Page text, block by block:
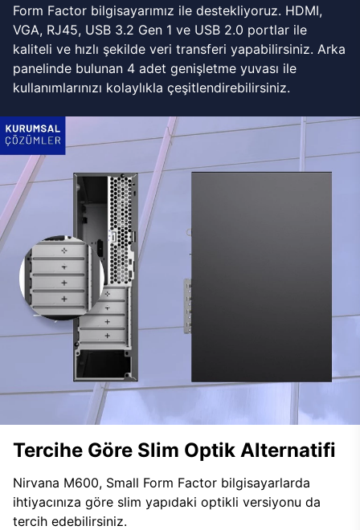
Form Factor bilgisayarımız ile destekliyoruz. HDMI,
VGA, RJ45, USB 3.2 Gen 1 ve USB 2.0 portlar ile
kaliteli ve hızlı şekilde veri transferi yapabilirsiniz. Arka
panelinde bulunan 4 adet genişletme yuvası ile
kullanımlarınızı kolaylıkla çeşitlendirebilirsiniz.
Tercihe Göre Slim Optik Alternatifi
Nirvana M600, Small Form Factor bilgisayarlarda
ihtiyacınıza göre slim yapıdaki optikli versiyonu da
tercih edebilirsiniz.